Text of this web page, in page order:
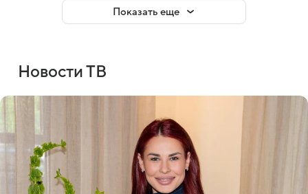
Показать еще
Новости ТВ